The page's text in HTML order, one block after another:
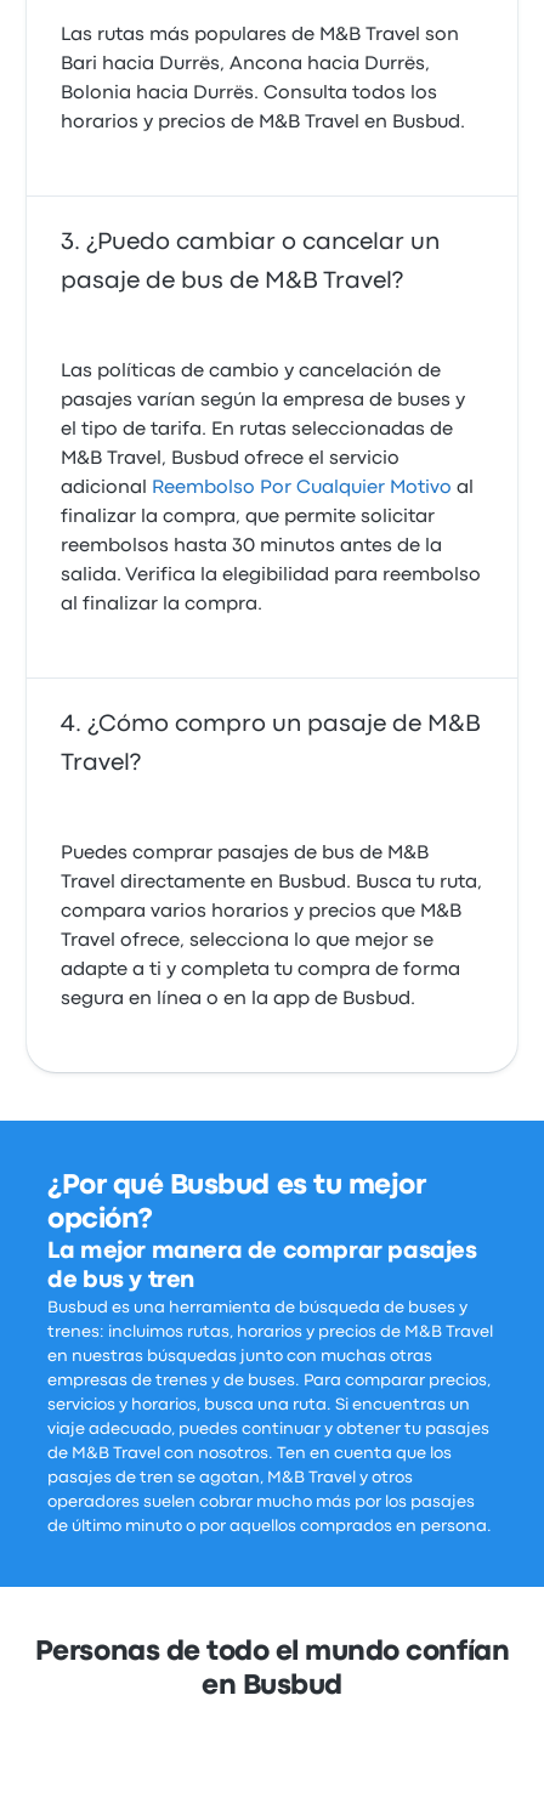
Las rutas más populares de M&B Travel son
Bari hacia Durrës, Ancona hacia Durrës,
Bolonia hacia Durrës. Consulta todos los
horarios y precios de M&B Travel en Busbud.
¿Puedo cambiar o cancelar un
pasaje de bus de M&B Travel?
Las políticas de cambio y cancelación de
pasajes varían según la empresa de buses y
el tipo de tarifa. En rutas seleccionadas de
M&B Travel, Busbud ofrece el servicio
adicional
Reembolso Por Cualquier Motivo al
finalizar la compra, que permite solicitar
reembolsos hasta 30 minutos antes de la
salida. Verifica la elegibilidad para reembolso
al finalizar la compra.
¿Cómo compro un pasaje de M&B
Travel?
Puedes comprar pasajes de bus de M&B
Travel directamente en Busbud. Busca tu ruta,
compara varios horarios y precios que M&B
Travel ofrece, selecciona lo que mejor se
adapte a ti y completa tu compra de forma
segura en línea o en la app de Busbud.
¿Por qué Busbud es tu mejor
opción?
La mejor manera de comprar pasajes
de bus y tren
Busbud es una herramienta de búsqueda de buses y
trenes: incluimos rutas, horarios y precios de M&B Travel
en nuestras búsquedas junto con muchas otras
empresas de trenes y de buses. Para comparar precios,
servicios y horarios, busca una ruta. Si encuentras un
viaje adecuado, puedes continuar y obtener tu pasajes
de M&B Travel con nosotros. Ten en cuenta que los
pasajes de tren se agotan, M&B Travel y otros
operadores suelen cobrar mucho más por los pasajes
de último minuto o por aquellos comprados en persona.
Personas de todo el mundo confían
en Busbud